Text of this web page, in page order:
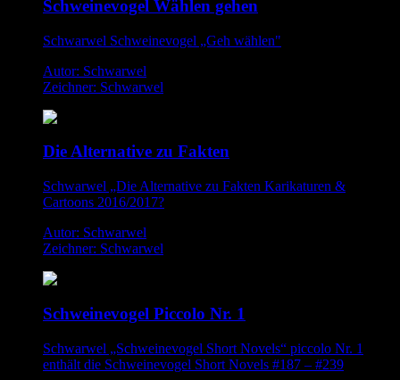
Schweinevogel Wählen gehen
Schwarwel Schweinevogel „Geh wählen"
Autor: Schwarwel
Zeichner: Schwarwel
Die Alternative zu Fakten
Schwarwel „Die Alternative zu Fakten Karikaturen &
Cartoons 2016/2017?
Autor: Schwarwel
Zeichner: Schwarwel
Schweinevogel Piccolo Nr. 1
Schwarwel „Schweinevogel Short Novels“ piccolo Nr. 1
enthält die Schweinevogel Short Novels #187 – #239